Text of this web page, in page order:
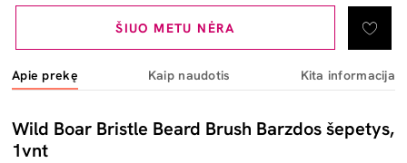
ŠIUO METU NĖRA
Apie prekę Kaip naudotis Kita informacija
Wild Boar Bristle Beard Brush Barzdos šepetys,
1vnt